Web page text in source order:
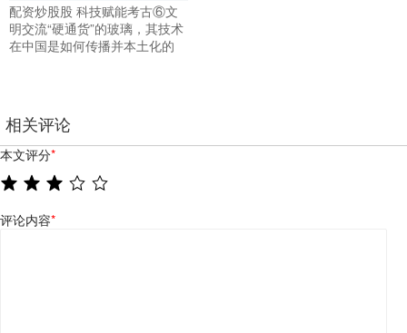
配资炒股股 科技赋能考古⑥文
明交流“硬通货”的玻璃，其技术
在中国是如何传播并本土化的
相关评论
本文评分*
评论内容*